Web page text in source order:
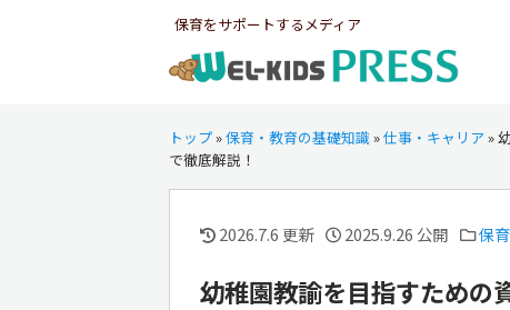
保育をサポートするメディア
トップ»保育・教育の基礎知識»仕事・キャリア »
で徹底解説！
2026.7.6 更新 2025.9.26 公開 保
幼稚園教諭を目指すための